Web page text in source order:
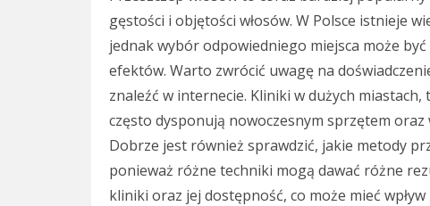
gęstości i objętości włosów. W Polsce istnieje
jednak wybór odpowiedniego miejsca może
efektów. Warto zwrócić uwagę na
znaleźć w internecie. Kliniki w dużych miastach,
często dysponują nowoczesnym sprzętem
Dobrze jest również sprawdzić, jakie metody
ponieważ różne techniki mogą dawać różne
kliniki oraz jej dostępność, co może mieć